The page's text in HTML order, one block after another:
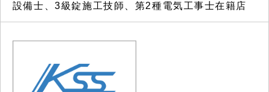
設備士、3級錠施工技師、第2種電気工事士在籍店